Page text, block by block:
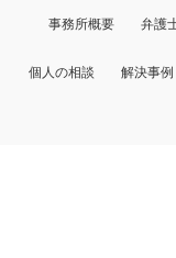
事務所概要 弁護
個人の相談 解決事例